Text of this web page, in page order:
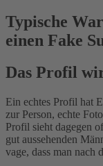
Typische
einen Fake
Das Profil
Ein echtes Profil hat
zur Person, echte
Profil sieht dagegen
gut aussehenden
vage, dass man nach